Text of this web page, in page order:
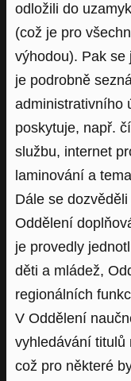
odložili do
(což je pro
výhodou). Pak se
je podrobně
administrativního
poskytuje, např.
službu, internet
laminování a
Dále se
Oddělení
je provedly
děti a mládež,
regionálních
V Oddělení
vyhledávání titulů
což pro některé